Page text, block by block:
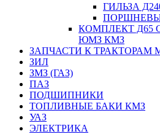
ГИЛЬЗА
КОМПЛЕКТ Д65
ЮМЗ КМЗ
ЗАПЧАСТИ К ТРАКТОРАМ
ЗИЛ
ЗМЗ (ГАЗ)
ПАЗ
ПОДШИПНИКИ
ТОПЛИВНЫЕ БАКИ КМЗ
УАЗ
ЭЛЕКТРИКА